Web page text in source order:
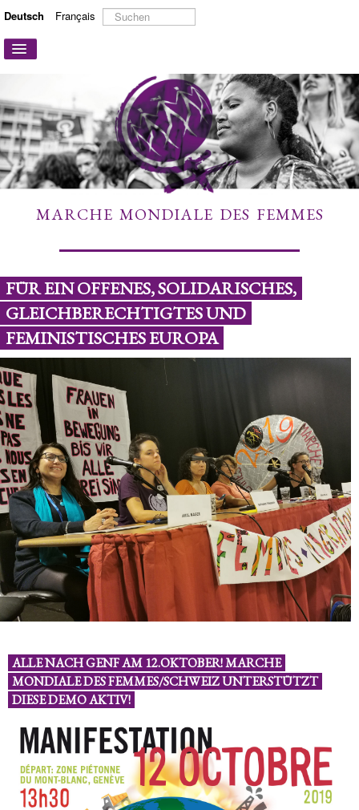
Deutsch Français
Suchen
...
Navigation
ÜBER UNS
AKTIONEN UND KAMPAGNEN
MITMACHEN
MEHR ERFAHREN
MARCHE MONDIALE DES FEMMES
FÜR EIN OFFENES, SOLIDARISCHES,
GLEICHBERECHTIGTES UND
FEMINISTISCHES EUROPA
ALLE NACH GENF AM 12.OKTOBER! MARCHE
MONDIALE DES FEMMES/SCHWEIZ UNTERSTÜTZT
DIESE DEMO AKTIV!